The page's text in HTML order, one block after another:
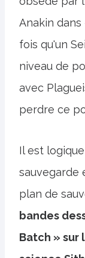
Anakin dans
fois qu'un
niveau de
avec
perdre ce
Il est
sauvegarde
plan de
bandes
Batch » sur